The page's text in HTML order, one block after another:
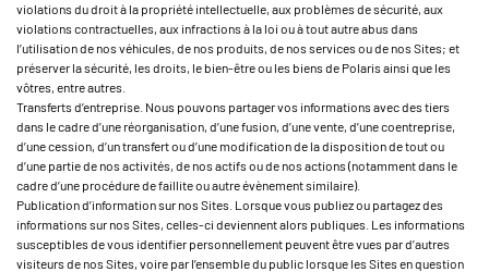
violations du droit à la propriété intellectuelle, aux problèmes de sécurité, aux
violations contractuelles, aux infractions à la loi ou à tout autre abus dans
l’utilisation de nos véhicules, de nos produits, de nos services ou de nos Sites; et
préserver la sécurité, les droits, le bien-être ou les biens de Polaris ainsi que les
vôtres, entre autres.
Transferts d’entreprise. Nous pouvons partager vos informations avec des tiers
dans le cadre d’une réorganisation, d’une fusion, d’une vente, d’une coentreprise,
d’une cession, d’un transfert ou d’une modification de la disposition de tout ou
d’une partie de nos activités, de nos actifs ou de nos actions (notamment dans le
cadre d’une procédure de faillite ou autre évènement similaire).
Publication d’information sur nos Sites. Lorsque vous publiez ou partagez des
informations sur nos Sites, celles-ci deviennent alors publiques. Les informations
susceptibles de vous identifier personnellement peuvent être vues par d’autres
visiteurs de nos Sites, voire par l’ensemble du public lorsque les Sites en question